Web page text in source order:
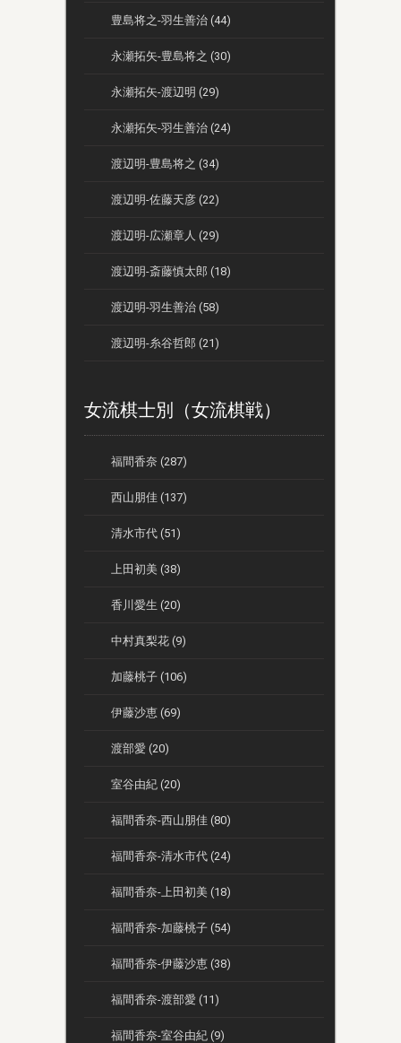
豊島将之-羽生善治 (44)
永瀬拓矢-豊島将之 (30)
永瀬拓矢-渡辺明 (29)
永瀬拓矢-羽生善治 (24)
渡辺明-豊島将之 (34)
渡辺明-佐藤天彦 (22)
渡辺明-広瀬章人 (29)
渡辺明-斎藤慎太郎 (18)
渡辺明-羽生善治 (58)
渡辺明-糸谷哲郎 (21)
女流棋士別（女流棋戦）
福間香奈 (287)
西山朋佳 (137)
清水市代 (51)
上田初美 (38)
香川愛生 (20)
中村真梨花 (9)
加藤桃子 (106)
伊藤沙恵 (69)
渡部愛 (20)
室谷由紀 (20)
福間香奈-西山朋佳 (80)
福間香奈-清水市代 (24)
福間香奈-上田初美 (18)
福間香奈-加藤桃子 (54)
福間香奈-伊藤沙恵 (38)
福間香奈-渡部愛 (11)
福間香奈-室谷由紀 (9)